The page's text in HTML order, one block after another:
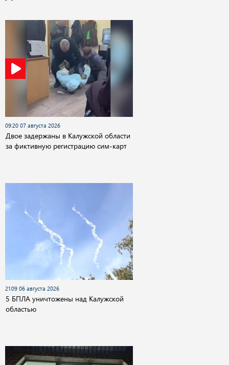
09:20 07 августа 2026
Двое задержаны в Калужской области
за фиктивную регистрацию сим-карт
21:09 06 августа 2026
5 БПЛА уничтожены над Калужской
областью